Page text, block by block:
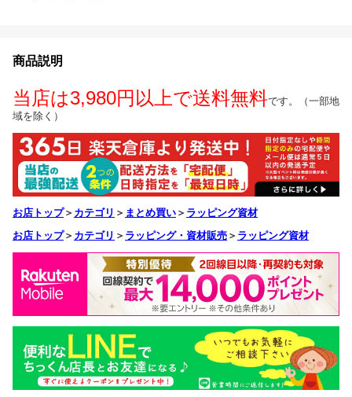
商品説明
当店は3,980円以上で送料無料です。（一部地
域を除く）
お店トップ＞ カテゴリ ＞ まとめ買い ＞ ラッピング資材
お店トップ＞ カテゴリ ＞ ラッピング・資材販売 ＞ ラッピング資材